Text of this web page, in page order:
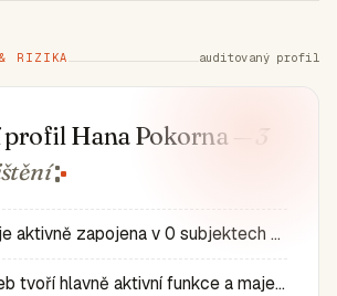
RIZIKA auditovaný profil
profil Hana Pokorna — 3
Osoba je aktivně zapojena v 0 subjektech a má 0 historic…
Síť vazeb tvoří hlavně aktivní funkce a majetkové role v…